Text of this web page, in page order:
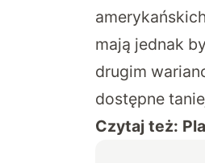
mają jednak
drugim
dostępne
Czytaj też: